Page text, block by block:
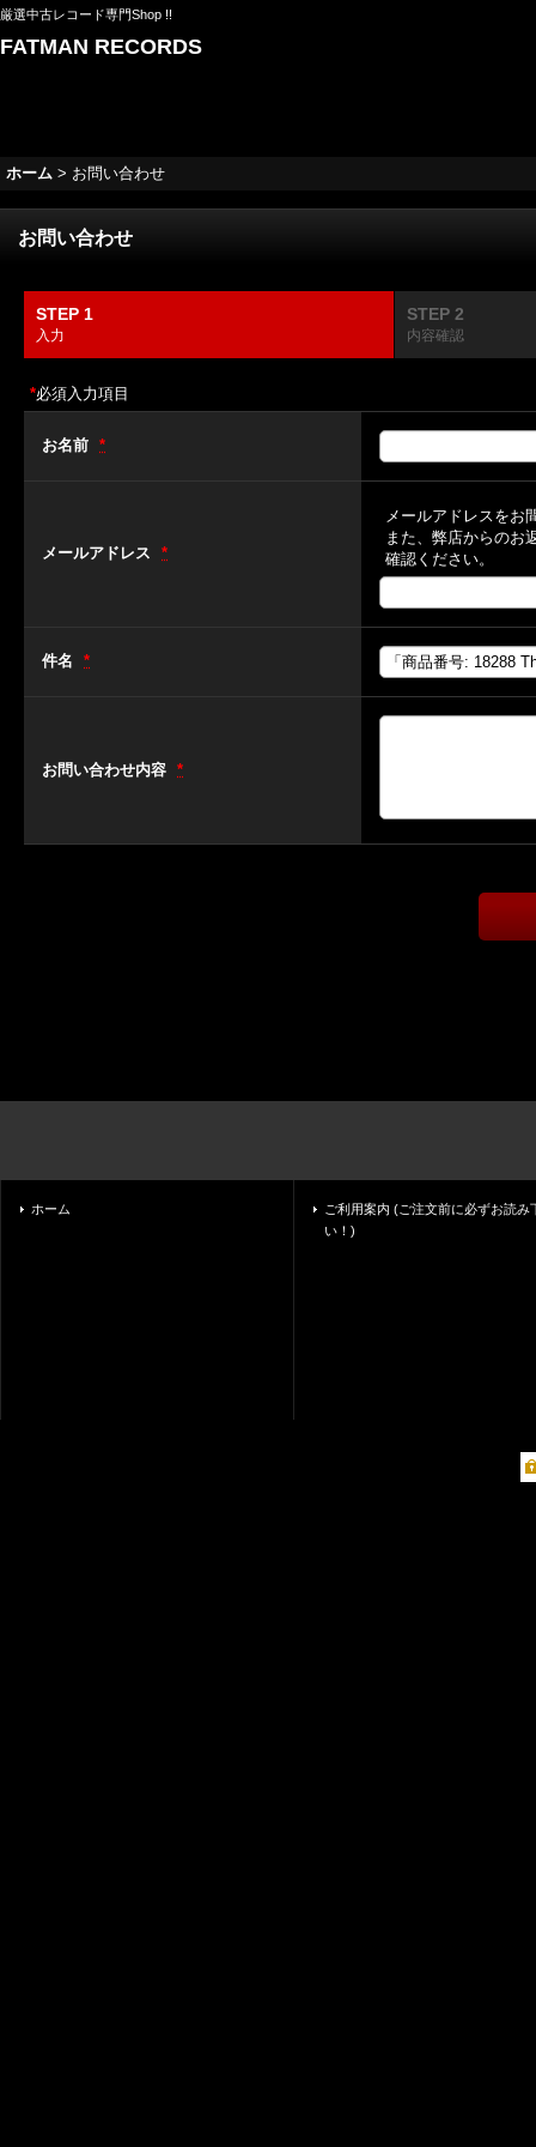
厳選中古レコード専門Shop !!
FATMAN RECORDS
ホーム > お問い合わせ
お問い合わせ
STEP 1
入力
STEP 2
内容確認
*必須入力項目
お名前 *
メールアドレス *
メールアドレスをお
また、弊店からのお
確認ください。
件名 *
お問い合わせ内容 *
ホーム
ご利用案内 (ご注文前に必ずお読み
い！)